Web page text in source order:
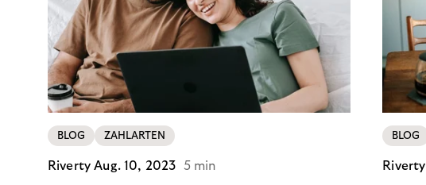
BLOG ZAHLARTEN
RivertyAug. 10, 2023 5 min
BLOG
Riverty